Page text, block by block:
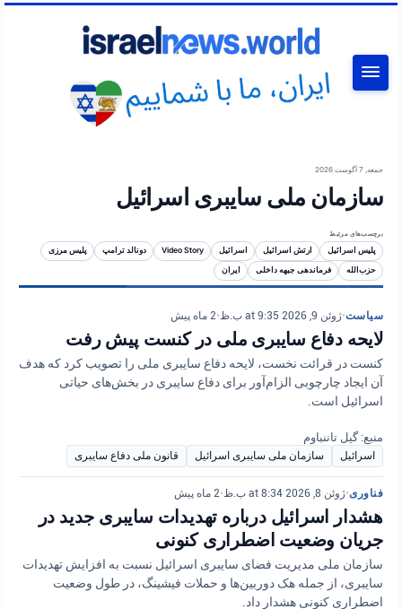
جمعه, 7 آگوست 2026
سازمان ملی سایبری اسرائیل
برچسب‌های مرتبط
پلیس اسرائیل ارتش اسرائیل اسرائیل Video Story دونالد ترامپ پلیس مرزی
حزب‌الله فرماندهی جبهه داخلی ایران
سیاست•ژوئن 9, 2026 at 9:35 ب.ظ •2 ماه پیش
لایحه دفاع سایبری ملی در کنست پیش رفت
کنست در قرائت نخست، لایحه دفاع سایبری ملی را تصویب کرد که هدف
آن ایجاد چارچوبی الزام‌آور برای دفاع سایبری در بخش‌های حیاتی
اسرائیل است.
منبع: گیل تاننباوم
اسرائیل سازمان ملی سایبری اسرائیل قانون ملی دفاع سایبری
فناوری•ژوئن 8, 2026 at 8:34 ب.ظ •2 ماه پیش
هشدار اسرائیل درباره تهدیدات سایبری جدید در
جریان وضعیت اضطراری کنونی
سازمان ملی مدیریت فضای سایبری اسرائیل نسبت به افزایش تهدیدات
سایبری، از جمله هک دوربین‌ها و حملات فیشینگ، در طول وضعیت
اضطراری کنونی هشدار داد.